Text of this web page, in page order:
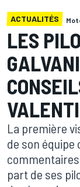
ACTUALITÉS
LES
La première
de son équipe
part de ses